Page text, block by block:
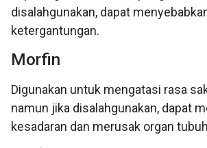
disalahgunakan, dapat
ketergantungan.
Morfin
Digunakan untuk mengatasi rasa
namun jika disalahgunakan, dapat
kesadaran dan merusak organ